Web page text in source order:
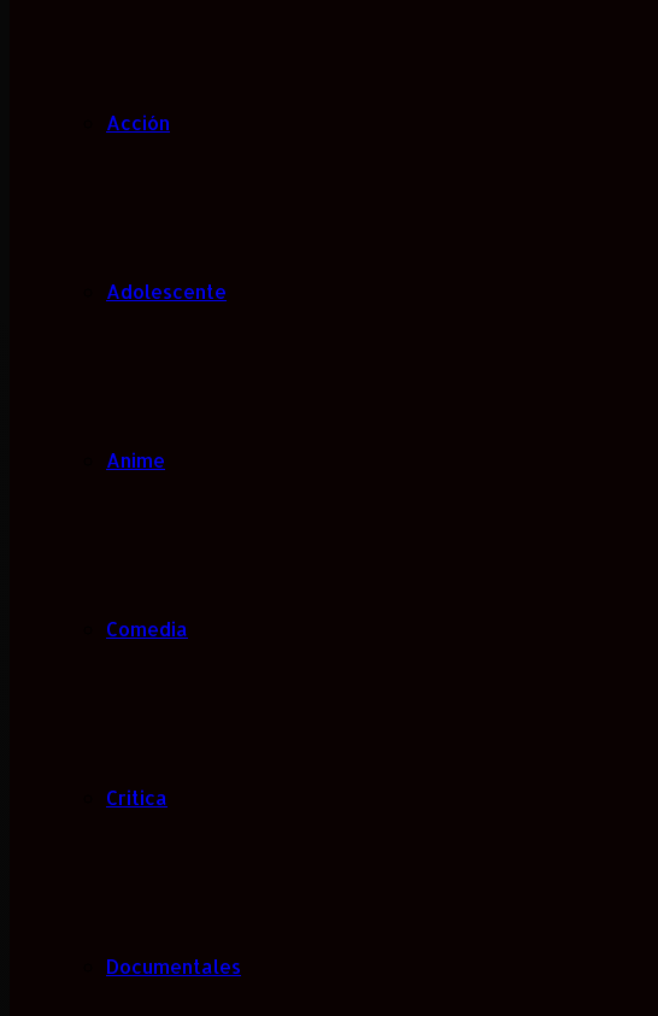
Acción
Adolescente
Anime
Comedia
Critica
Documentales